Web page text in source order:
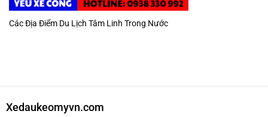
Các Địa Điểm Du Lịch Tâm Linh Trong Nước
Xedaukeomyvn.com